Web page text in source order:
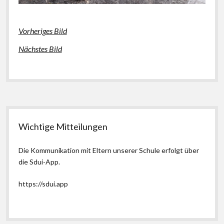
Vorheriges Bild
Nächstes Bild
Seitenleiste
Wichtige Mitteilungen
Die Kommunikation mit Eltern unserer Schule erfolgt über
die Sdui-App.
https://sdui.app